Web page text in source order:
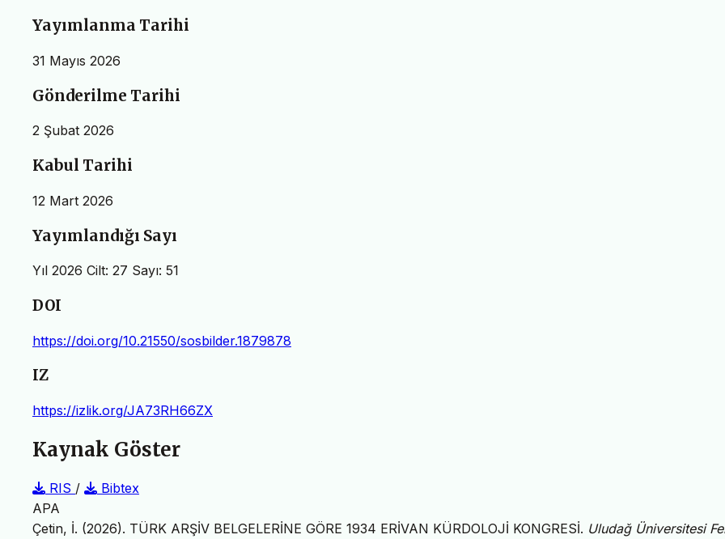
Yayımlanma Tarihi
31 Mayıs 2026
Gönderilme Tarihi
2 Şubat 2026
Kabul Tarihi
12 Mart 2026
Yayımlandığı Sayı
Yıl 2026 Cilt: 27 Sayı: 51
DOI
https://doi.org/10.21550/sosbilder.1879878
IZ
https://izlik.org/JA73RH66ZX
Kaynak Göster
RIS /
Bibtex
APA
Çetin, İ. (2026). TÜRK ARŞİV BELGELERİNE GÖRE 1934 ERİVAN KÜRDOLOJİ KONGRESİ. Uludağ Üniversitesi